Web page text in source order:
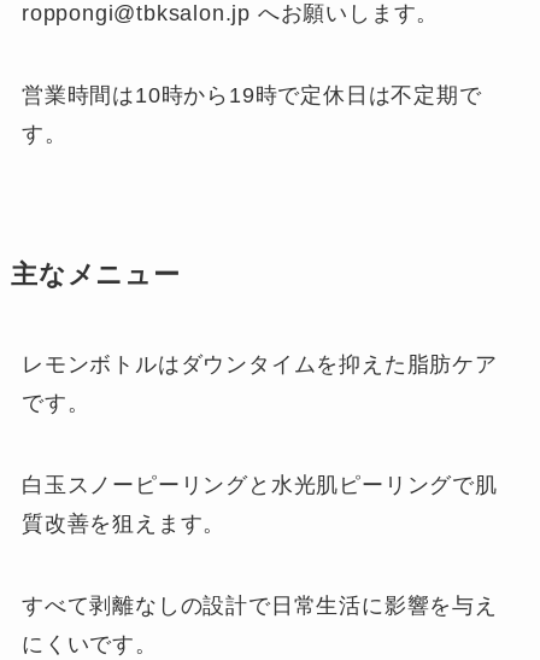
roppongi@tbksalon.jp へお願いします。
営業時間は10時から19時で定休日は不定期で
す。
主なメニュー
レモンボトルはダウンタイムを抑えた脂肪ケア
です。
白玉スノーピーリングと水光肌ピーリングで肌
質改善を狙えます。
すべて剥離なしの設計で日常生活に影響を与え
にくいです。